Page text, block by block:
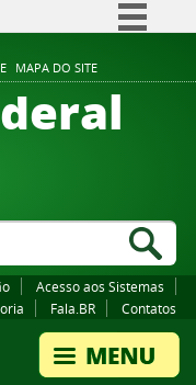
MAPA DO SITE
Comunica BR
Participe
Canais
Acesso aos Sistemas
Fala.BR Contatos